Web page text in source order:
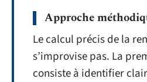
Approche
Le calcul précis de la
s’improvise pas. La
consiste à identifier